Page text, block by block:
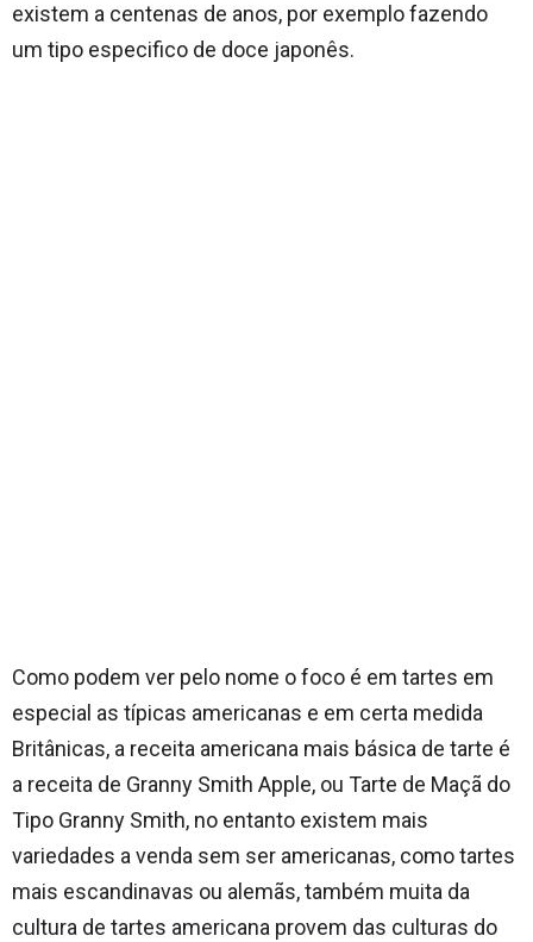
existem a centenas de anos, por exemplo fazendo
um tipo especifico de doce japonês.
Como podem ver pelo nome o foco é em tartes em
especial as típicas americanas e em certa medida
Britânicas, a receita americana mais básica de tarte é
a receita de Granny Smith Apple, ou Tarte de Maçã do
Tipo Granny Smith, no entanto existem mais
variedades a venda sem ser americanas, como tartes
mais escandinavas ou alemãs, também muita da
cultura de tartes americana provem das culturas do